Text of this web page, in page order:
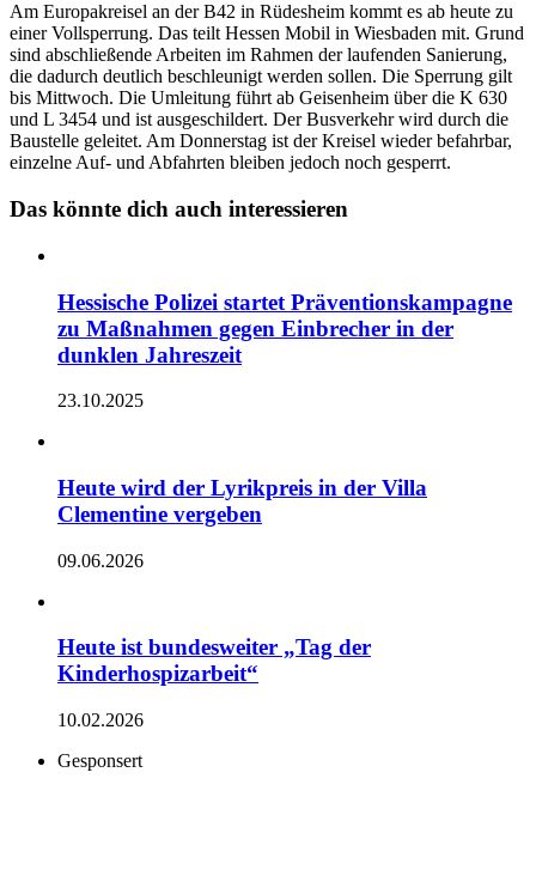
Am Europakreisel an der B42 in Rüdesheim kommt es ab heute zu
einer Vollsperrung. Das teilt Hessen Mobil in Wiesbaden mit. Grund
sind abschließende Arbeiten im Rahmen der laufenden Sanierung,
die dadurch deutlich beschleunigt werden sollen. Die Sperrung gilt
bis Mittwoch. Die Umleitung führt ab Geisenheim über die K 630
und L 3454 und ist ausgeschildert. Der Busverkehr wird durch die
Baustelle geleitet. Am Donnerstag ist der Kreisel wieder befahrbar,
einzelne Auf- und Abfahrten bleiben jedoch noch gesperrt.
Das könnte dich auch interessieren
Hessische Polizei startet Präventionskampagne
zu Maßnahmen gegen Einbrecher in der
dunklen Jahreszeit
23.10.2025
Heute wird der Lyrikpreis in der Villa
Clementine vergeben
09.06.2026
Heute ist bundesweiter „Tag der
Kinderhospizarbeit“
10.02.2026
Gesponsert